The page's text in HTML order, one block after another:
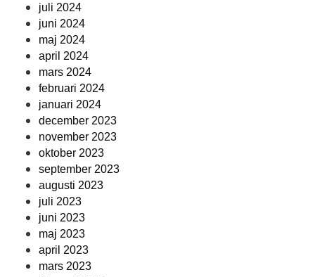
juli 2024
juni 2024
maj 2024
april 2024
mars 2024
februari 2024
januari 2024
december 2023
november 2023
oktober 2023
september 2023
augusti 2023
juli 2023
juni 2023
maj 2023
april 2023
mars 2023